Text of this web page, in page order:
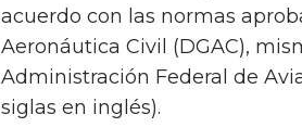
acuerdo con las normas
Aeronáutica Civil (DGAC),
Administración Federal de
siglas en inglés).